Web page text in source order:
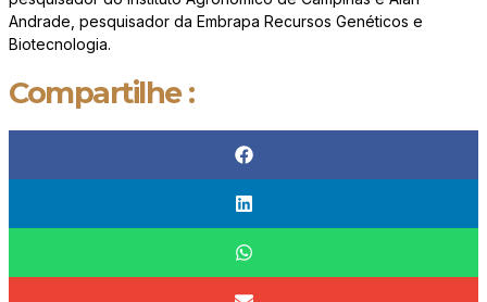
Andrade, pesquisador da Embrapa Recursos Genéticos e
Biotecnologia.
Compartilhe :